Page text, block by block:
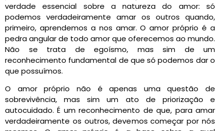
verdade essencial sobre a natureza do amor: só
podemos verdadeiramente amar os outros quando,
primeiro, aprendemos a nos amar. O amor próprio é a
pedra angular de todo amor que oferecemos ao mundo.
Não se trata de egoísmo, mas sim de um
reconhecimento fundamental de que só podemos dar o
que possuímos.
O amor próprio não é apenas uma questão de
sobrevivência, mas sim um ato de priorização e
autocuidado. É um reconhecimento de que, para amar
verdadeiramente os outros, devemos começar por nós